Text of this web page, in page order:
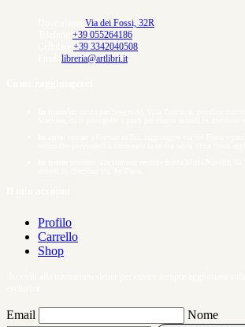
Via dei Fossi, 32R
+39 055264186
+39 3342040508
libreria@artlibri.it
Profilo
Carrello
Shop
Email Nome